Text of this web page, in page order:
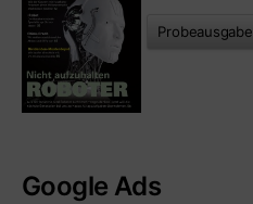
Probeausgabe
Google Ads